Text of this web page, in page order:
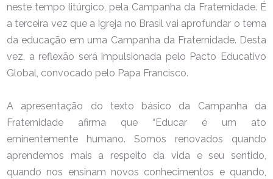
neste tempo litúrgico, pela Campanha da Fraternidade. É
a terceira vez que a Igreja no Brasil vai aprofundar o tema
da educação em uma Campanha da Fraternidade. Desta
vez, a reflexão será impulsionada pelo Pacto Educativo
Global, convocado pelo Papa Francisco.
A apresentação do texto básico da Campanha da
Fraternidade afirma que “Educar é um ato
eminentemente humano. Somos renovados quando
aprendemos mais a respeito da vida e seu sentido,
quando nos ensinam novos conhecimentos e quando,